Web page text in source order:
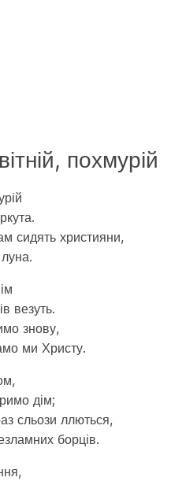
похмурій
сидять християни,
луна.
везуть.
знову,
ми Христу.
дім;
сльози ллються,
борців.